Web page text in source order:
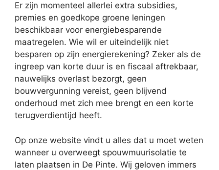
Er zijn momenteel allerlei extra subsidies,
premies en goedkope groene leningen
beschikbaar voor energiebesparende
maatregelen. Wie wil er uiteindelijk niet
besparen op zijn energierekening? Zeker als de
ingreep van korte duur is en fiscaal aftrekbaar,
nauwelijks overlast bezorgt, geen
bouwvergunning vereist, geen blijvend
onderhoud met zich mee brengt en een korte
terugverdientijd heeft.
Op onze website vindt u alles dat u moet weten
wanneer u overweegt spouwmuurisolatie te
laten plaatsen in De Pinte. Wij geloven immers